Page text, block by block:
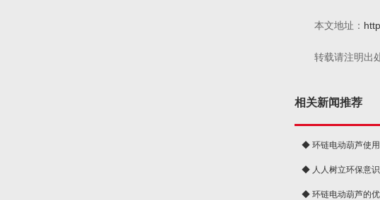
本文地址：
转载请注明出
相关新闻推荐
◆ 环链电动葫芦使
◆ 人人树立环保意
球◆ 环链电动葫芦的